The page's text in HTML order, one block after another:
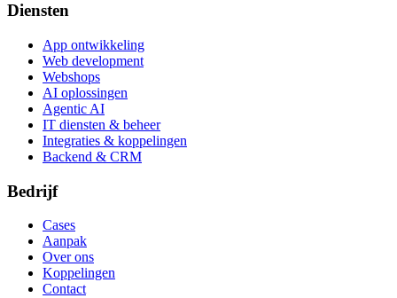
Diensten
App ontwikkeling
Web development
Webshops
AI oplossingen
Agentic AI
IT diensten & beheer
Integraties & koppelingen
Backend & CRM
Bedrijf
Cases
Aanpak
Over ons
Koppelingen
Contact